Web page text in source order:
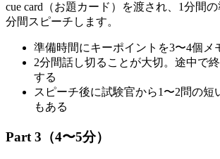
cue card（お題カード）を渡され、1分間
分間スピーチします。
準備時間にキーポイントを3〜4個メ
2分間話し切ることが大切。途中で
する
スピーチ後に試験官から1〜2問の短
もある
Part 3（4〜5分）